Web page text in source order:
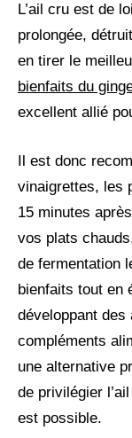
L’ail cru est de
prolongée,
en tirer le
bienfaits du
excellent allié
Il est donc
vinaigrettes, les
15 minutes
vos plats
de fermentation
bienfaits tout en
développant
compléments
une alternative
de privilégier
est possible.